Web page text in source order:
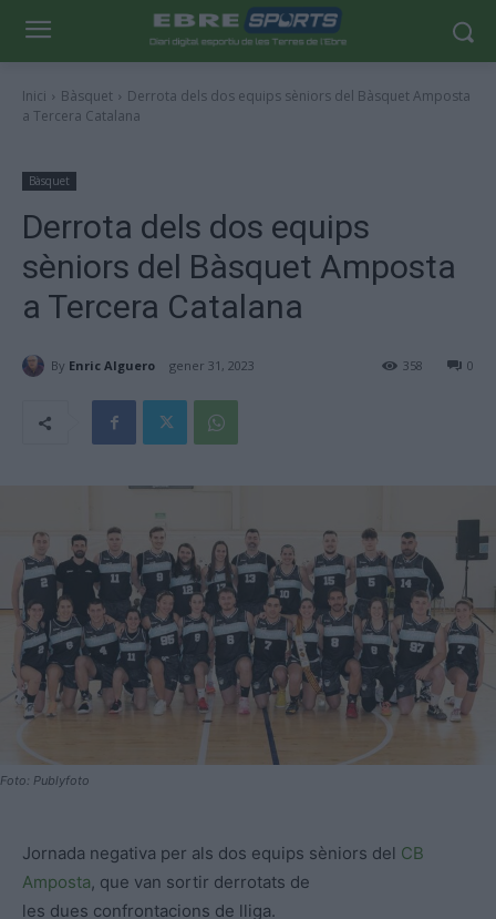
Inici Bàsquet
Derrota dels dos equips sèniors del Bàsquet Amposta
a Tercera Catalana
Bàsquet
Derrota dels dos equips
sèniors del Bàsquet Amposta
a Tercera Catalana
By Enric Alguero gener 31, 2023 0
358
Foto: Publyfoto
Jornada negativa per als dos equips sèniors del CB
Amposta, que van sortir derrotats de
les dues confrontacions de lliga.